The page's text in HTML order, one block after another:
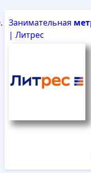
Занимательная
| Литрес